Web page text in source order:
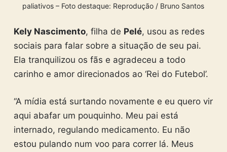
paliativos – Foto destaque: Reprodução / Bruno Santos
Kely Nascimento, filha de Pelé, usou as redes
sociais para falar sobre a situação de seu pai.
Ela tranquilizou os fãs e agradeceu a todo
carinho e amor direcionados ao ‘Rei do Futebol’.
“A mídia está surtando novamente e eu quero vir
aqui abafar um pouquinho. Meu pai está
internado, regulando medicamento. Eu não
estou pulando num voo para correr lá. Meus